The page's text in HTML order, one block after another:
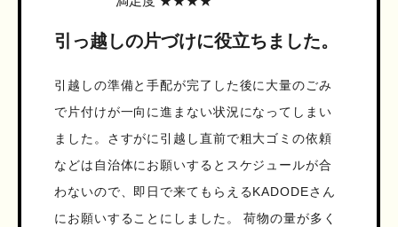
引っ越しの片づけに役立ちました。
引越しの準備と手配が完了した後に大量のごみ
で片付けが一向に進まない状況になってしまい
ました。さすがに引越し直前で粗大ゴミの依頼
などは自治体にお願いするとスケジュールが合
わないので、即日で来てもらえるKADODEさん
にお願いすることにしました。 荷物の量が多く